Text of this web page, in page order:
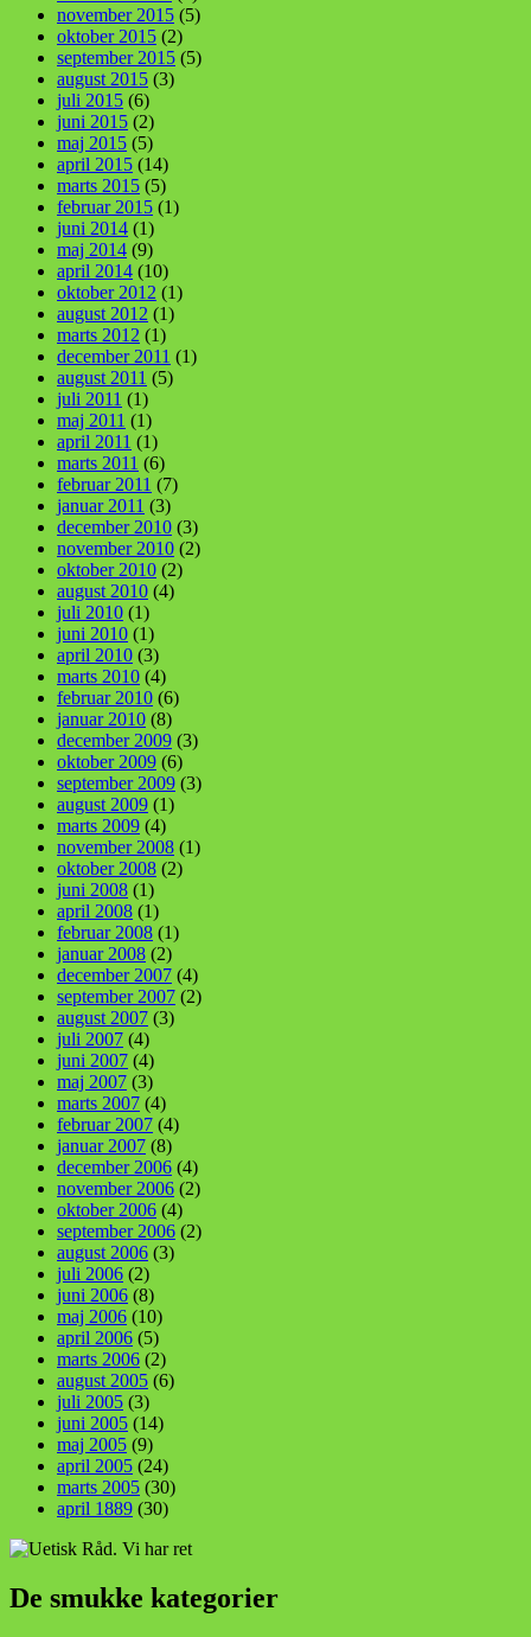
november 2015 (5)
oktober 2015 (2)
september 2015 (5)
august 2015 (3)
juli 2015 (6)
juni 2015 (2)
maj 2015 (5)
april 2015 (14)
marts 2015 (5)
februar 2015 (1)
juni 2014 (1)
maj 2014 (9)
april 2014 (10)
oktober 2012 (1)
august 2012 (1)
marts 2012 (1)
december 2011 (1)
august 2011 (5)
juli 2011 (1)
maj 2011 (1)
april 2011 (1)
marts 2011 (6)
februar 2011 (7)
januar 2011 (3)
december 2010 (3)
november 2010 (2)
oktober 2010 (2)
august 2010 (4)
juli 2010 (1)
juni 2010 (1)
april 2010 (3)
marts 2010 (4)
februar 2010 (6)
januar 2010 (8)
december 2009 (3)
oktober 2009 (6)
september 2009 (3)
august 2009 (1)
marts 2009 (4)
november 2008 (1)
oktober 2008 (2)
juni 2008 (1)
april 2008 (1)
februar 2008 (1)
januar 2008 (2)
december 2007 (4)
september 2007 (2)
august 2007 (3)
juli 2007 (4)
juni 2007 (4)
maj 2007 (3)
marts 2007 (4)
februar 2007 (4)
januar 2007 (8)
december 2006 (4)
november 2006 (2)
oktober 2006 (4)
september 2006 (2)
august 2006 (3)
juli 2006 (2)
juni 2006 (8)
maj 2006 (10)
april 2006 (5)
marts 2006 (2)
august 2005 (6)
juli 2005 (3)
juni 2005 (14)
maj 2005 (9)
april 2005 (24)
marts 2005 (30)
april 1889 (30)
De smukke kategorier